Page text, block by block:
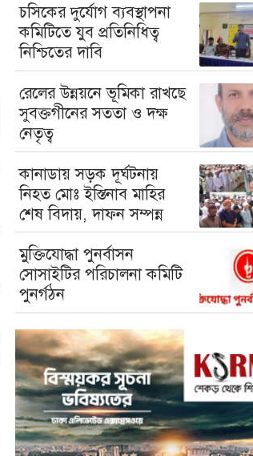
চসিকের দুর্যোগ ব্যবস্থাপনা
কমিটিতে যুব প্রতিনিধিত্ব
নিশ্চিতের দাবি
রেলের উন্নয়নে ভূমিকা রাখছে
সুবক্তগীনের সততা ও দক্ষ
নেতৃত্ব
কানাডায় সড়ক দূর্ঘটনায়
নিহত মোঃ ইস্তিনাব মাহির
শেষ বিদায়, দাফন সম্পন্ন
মুক্তিযোদ্ধা পুনর্বাসন
সোসাইটির পরিচালনা কমিটি
পুনর্গঠন